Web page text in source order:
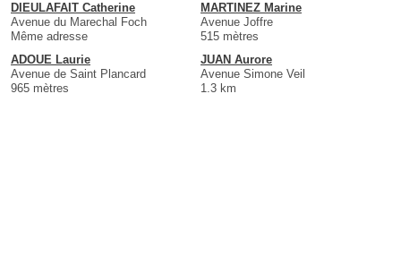
DIEULAFAIT Catherine
Avenue du Marechal Foch
Même adresse
MARTINEZ Marine
Avenue Joffre
515 mètres
ADOUE Laurie
Avenue de Saint Plancard
965 mètres
JUAN Aurore
Avenue Simone Veil
1.3 km